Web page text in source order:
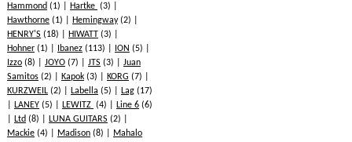
Hammond (1) Hartke (3)
Hawthorne (1) Hemingway(2)
HENRY'S (18) HIWATT (3)
Hohner (1) Ibanez (113) ION (5)
Izzo (8) JOYO (7) JTS (3)
Juan
Samitos (2) Kapok (3) KORG (7)
KURZWEIL (2) Labella (5) Lag (17)
LANEY (5) LEWITZ (4) Line 6 (6)
Ltd (8) LUNA GUITARS (2)
Mackie (4) Madison (8)
Mahalo